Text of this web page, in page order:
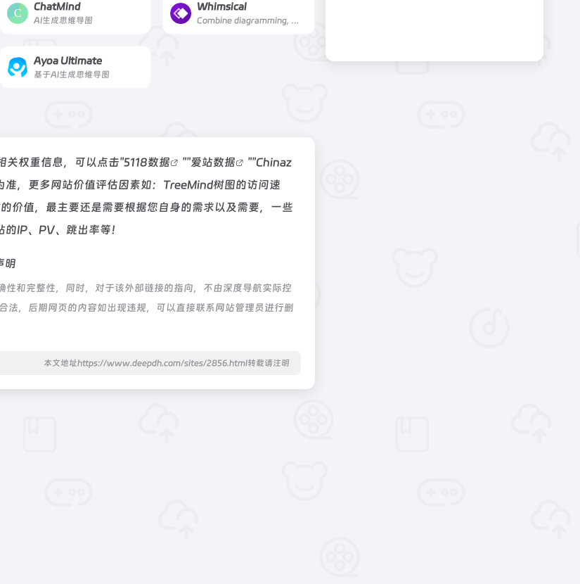
ChatMind
AI生成思维导图
Whimsical
Combine diagramming, whiteboarding, and more with Whimsical.用Whimsical将图表、白板和更多东西结合起来。
Ayoa Ultimate
基于AI生成思维导图
关权重信息，可以点击"5118数据 ""爱站数据 ""Chinaz
，更多网站价值评估因素如：TreeMind树图的访问速
价值，最主要还是需要根据您自身的需求以及需要，一些
IP、PV、跳出率等！
明
和完整性，同时，对于该外部链接的指向，不由深度导航实际控
，后期网页的内容如出现违规，可以直接联系网站管理员进行删
本文地址https://www.deepdh.com/sites/2856.html转载请注明